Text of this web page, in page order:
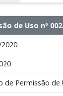
de Uso nº
de Permissão de